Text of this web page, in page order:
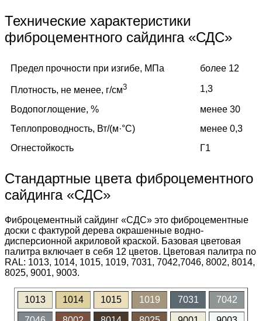
Технические характеристики
фиброцементного сайдинга «СДС»
Предел прочности при изгибе, МПа более 12
Плотность, не менее, г/см3 1,3
Водопоглощение, %
менее 30
Теплопроводность, Вт/(м·°C)
менее 0,3
Огнестойкость
Г1
Стандартные цвета фиброцементного
сайдинга «СДС»
Фиброцементный сайдинг «СДС» это фиброцементные
доски с фактурой дерева окрашенные водно-
дисперсионной акриловой краской. Базовая цветовая
палитра включает в себя 12 цветов. Цветовая палитра по
RAL: 1013, 1014, 1015, 1019, 7031, 7042,7046, 8002, 8014,
8025, 9001, 9003.
1013 1014 1015 1019 7031 7042